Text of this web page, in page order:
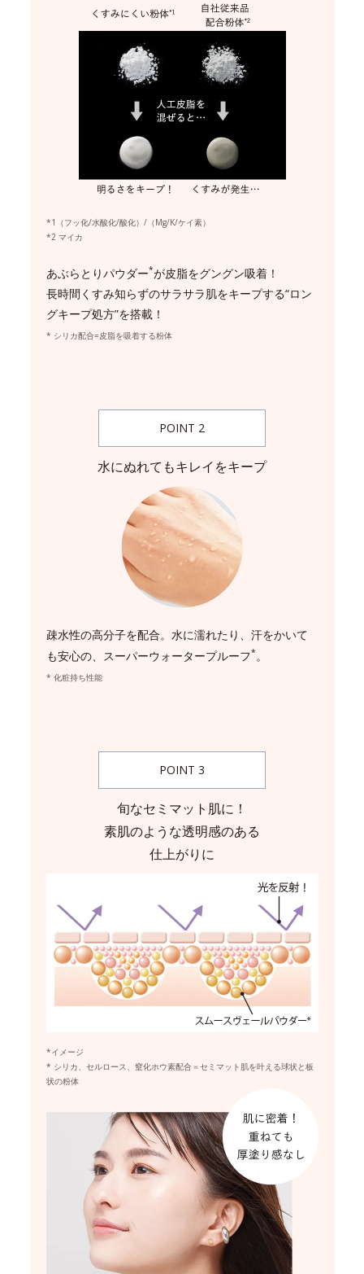
*1（フッ化/水酸化/酸化）/（Mg/K/ケイ素）
*2 マイカ
あぶらとりパウダー*が皮脂をグングン吸着！
長時間くすみ知らずのサラサラ肌をキープする“ロン
グキープ処方”を搭載！
* シリカ配合=皮脂を吸着する粉体
POINT 2
水にぬれてもキレイをキープ
疎水性の高分子を配合。水に濡れたり、汗をかいて
も安心の、スーパーウォータープルーフ* 。
* 化粧持ち性能
POINT 3
旬なセミマット肌に！
素肌のような透明感のある
仕上がりに
*イメージ
* シリカ、セルロース、窒化ホウ素配合＝セミマット肌を叶える球状と板
状の粉体